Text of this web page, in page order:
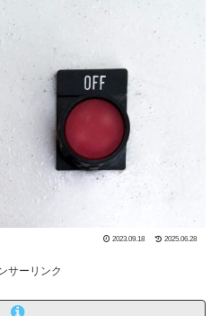
2023.09.18 2025.06.28
サーリンク